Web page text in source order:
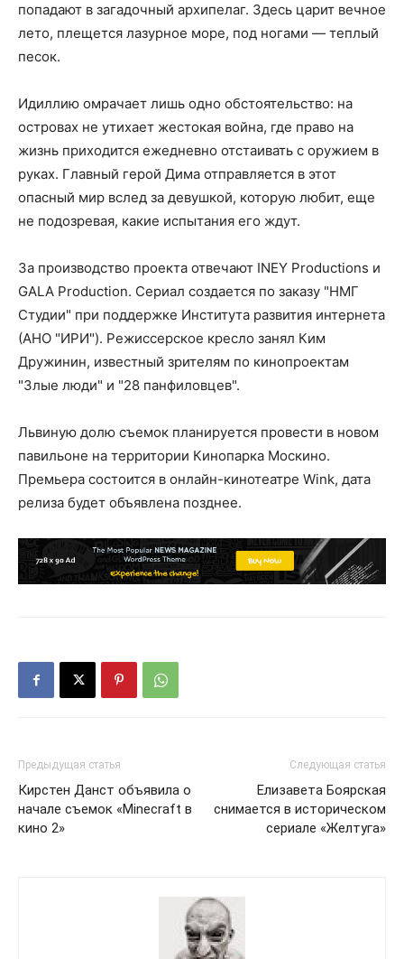
попадают в загадочный архипелаг. Здесь царит вечное
лето, плещется лазурное море, под ногами — теплый
песок.
Идиллию омрачает лишь одно обстоятельство: на
островах не утихает жестокая война, где право на
жизнь приходится ежедневно отстаивать с оружием в
руках. Главный герой Дима отправляется в этот
опасный мир вслед за девушкой, которую любит, еще
не подозревая, какие испытания его ждут.
За производство проекта отвечают INEY Productions и
GALA Production. Сериал создается по заказу "НМГ
Студии" при поддержке Института развития интернета
(АНО "ИРИ"). Режиссерское кресло занял Ким
Дружинин, известный зрителям по кинопроектам
"Злые люди" и "28 панфиловцев".
Львиную долю съемок планируется провести в новом
павильоне на территории Кинопарка Москино.
Премьера состоится в онлайн-кинотеатре Wink, дата
релиза будет объявлена позднее.
Предыдущая статья
Кирстен Данст объявила о
начале съемок «Minecraft в
кино 2»
Следующая статья
Елизавета Боярская
снимается в историческом
сериале «Желтуга»